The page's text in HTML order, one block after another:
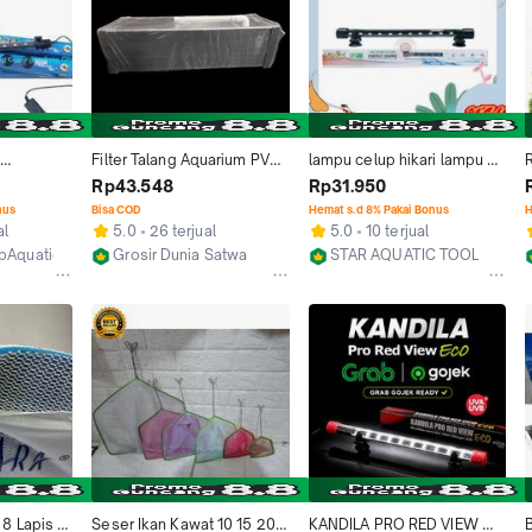
uk 40
Filter Talang Aquarium PVC
40 cm
Rp43.548
Bisa COD
5.0
26 terjual
Grosir Dunia Satwa
lampu celup hikari lampu
led aquarium lampu anti air
40 cm
Rp31.950
Hemat s.d 8% Pakai Bonus
5.0
10 terjual
STAR AQUATIC TOOL
8 Lapis
Seser Ikan Kawat 10 15 20
KANDILA PRO RED VIEW